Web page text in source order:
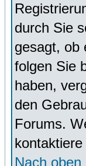
durch Sie
gesagt, ob
folgen Sie
haben,
den
Forums.
Nach oben